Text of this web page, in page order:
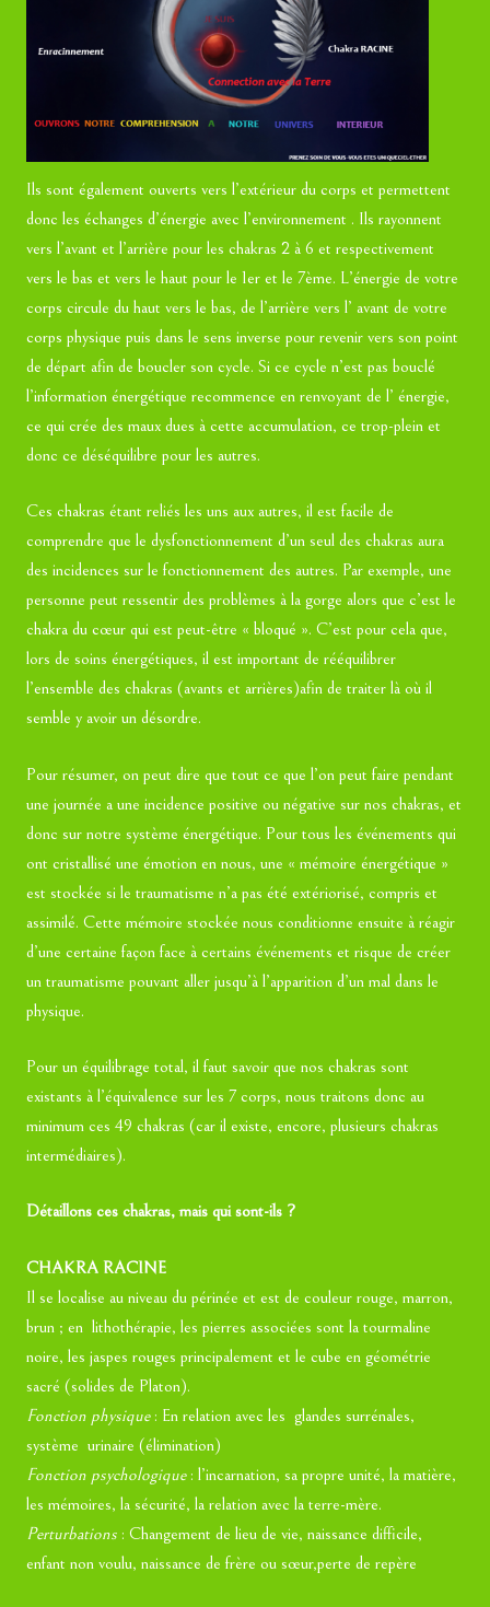
Ils sont également ouverts vers l’extérieur du corps et permettent
donc les échanges d’énergie avec l’environnement . Ils rayonnent
vers l’avant et l’arrière pour les chakras 2 à 6 et respectivement
vers le bas et vers le haut pour le 1er et le 7ème. L’énergie de votre
corps circule du haut vers le bas, de l’arrière vers l’ avant de votre
corps physique puis dans le sens inverse pour revenir vers son point
de départ afin de boucler son cycle. Si ce cycle n’est pas bouclé
l’information énergétique recommence en renvoyant de l’ énergie,
ce qui crée des maux dues à cette accumulation, ce trop-plein et
donc ce déséquilibre pour les autres.
Ces chakras étant reliés les uns aux autres, il est facile de
comprendre que le dysfonctionnement d’un seul des chakras aura
des incidences sur le fonctionnement des autres. Par exemple, une
personne peut ressentir des problèmes à la gorge alors que c’est le
chakra du cœur qui est peut-être « bloqué ». C’est pour cela que,
lors de soins énergétiques, il est important de rééquilibrer
l’ensemble des chakras (avants et arrières)afin de traiter là où il
semble y avoir un désordre.
Pour résumer, on peut dire que tout ce que l’on peut faire pendant
une journée a une incidence positive ou négative sur nos chakras, et
donc sur notre système énergétique. Pour tous les événements qui
ont cristallisé une émotion en nous, une « mémoire énergétique »
est stockée si le traumatisme n’a pas été extériorisé, compris et
assimilé. Cette mémoire stockée nous conditionne ensuite à réagir
d’une certaine façon face à certains événements et risque de créer
un traumatisme pouvant aller jusqu’à l’apparition d’un mal dans le
physique.
Pour un équilibrage total, il faut savoir que nos chakras sont
existants à l’équivalence sur les 7 corps, nous traitons donc au
minimum ces 49 chakras (car il existe, encore, plusieurs chakras
intermédiaires).
Détaillons ces chakras, mais qui sont-ils ?
CHAKRA RACINE
Il se localise au niveau du périnée et est de couleur rouge, marron,
brun ; en lithothérapie, les pierres associées sont la tourmaline
noire, les jaspes rouges principalement et le cube en géométrie
sacré (solides de Platon).
Fonction physique: En relation avec les glandes surrénales,
système urinaire (élimination)
Fonction psychologique: l’incarnation, sa propre unité, la matière,
les mémoires, la sécurité, la relation avec la terre-mère.
Perturbations : Changement de lieu de vie, naissance difficile,
enfant non voulu, naissance de frère ou sœur,perte de repère